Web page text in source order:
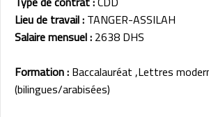
Lieu de travail :TANGER-ASSILAH
Salaire mensuel :2638 DHS
Formation :Baccalauréat ,Lettres
(bilingues/arabisées)